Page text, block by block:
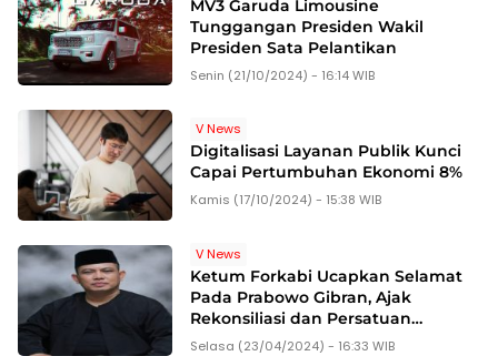
MV3 Garuda Limousine
Tunggangan Presiden Wakil
Presiden Sata Pelantikan
Senin (21/10/2024) - 16:14 WIB
V News
Digitalisasi Layanan Publik Kunci
Capai Pertumbuhan Ekonomi 8%
Kamis (17/10/2024) - 15:38 WIB
V News
Ketum Forkabi Ucapkan Selamat
Pada Prabowo Gibran, Ajak
Rekonsiliasi dan Persatuan
Nasional
Selasa (23/04/2024) - 16:33 WIB